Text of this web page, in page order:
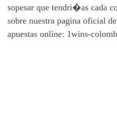
sopesar que tendri�as cada
sobre nuestra pagina oficial
apuestas online: 1wins-